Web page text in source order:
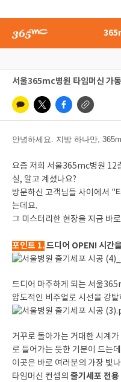
서울365mc병원 타임머신 가
안녕하세요. 지방 하나만,
요즘 저희 서울365mc병원 12
실, 알고 계셨나요?
방문하신 고객님들 사이에서 "
는데요.
그 미스터리한 현장을 지금 바
포인트 1. 드디어 OPEN! 시간
드디어 마주하게 되는 서울
압도적인 비주얼로 시선을 강
거꾸로 돌아가는 거대한 시계
로 들어가는 듯한 기분이 드는
이곳은 바로 여러분의 가장 빛
타임머신 컨셉의 줄기세포 전